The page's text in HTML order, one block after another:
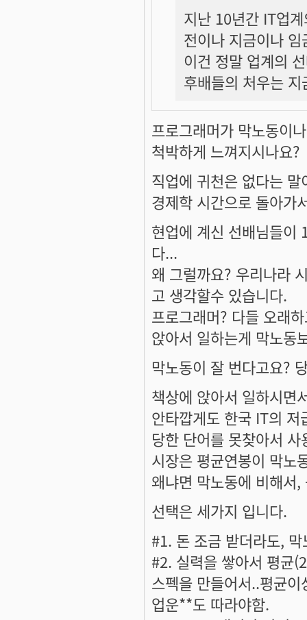
지난 10년간 IT업
전이나 지금이나
이건 정말 업계의
후배들의 처우는
프로그래머가 막노동이
척박하게 느껴지시나요?
직업에 귀천은 없다는 말
경제학 시간으로 돌아가
현업에 계신 선배님들이
다...
왜 그럴까요? 우리나라
고 생각할수 있습니다.
프로그래머? 다들 오래
앉아서 일하는게 막노동
막노동이 잘 번다고요?
책상에 앉아서 일하시면
안타깝게도 한국 IT의
당한 단어를 못찾아서 사
시장은 평균연봉이 막노
왜냐면 막노동에 비해서
선택은 세가지 입니다.
#1. 돈 조금 받더라도,
#2. 실력을 쌓아서 평균
스펙을 만들어서..평균
업운**도 따라야함.